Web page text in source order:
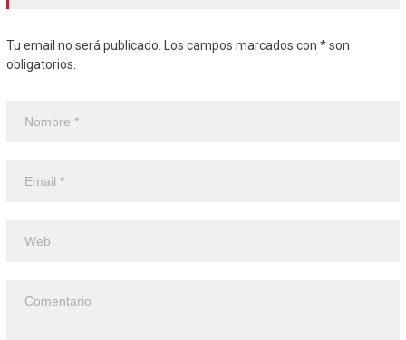
Tu email no será publicado. Los campos marcados con * son
obligatorios.